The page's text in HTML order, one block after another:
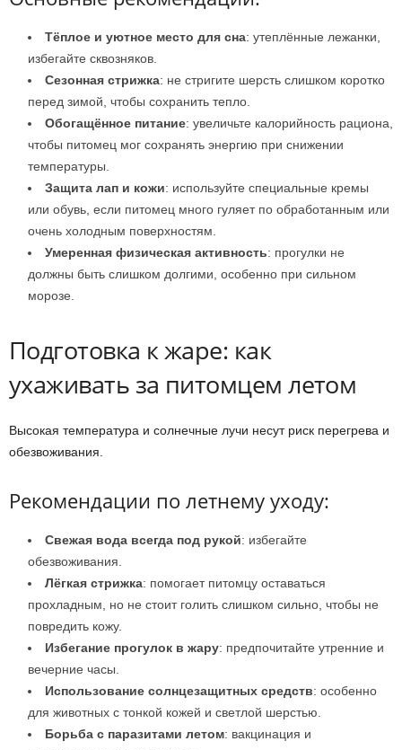
Тёплое и уютное место для сна: утеплённые лежанки,
избегайте сквозняков.
Сезонная стрижка: не стригите шерсть слишком коротко
перед зимой, чтобы сохранить тепло.
Обогащённое питание: увеличьте калорийность рациона,
чтобы питомец мог сохранять энергию при снижении
температуры.
Защита лап и кожи: используйте специальные кремы
или обувь, если питомец много гуляет по обработанным или
очень холодным поверхностям.
Умеренная физическая активность: прогулки не
должны быть слишком долгими, особенно при сильном
морозе.
Подготовка к жаре: как
ухаживать за питомцем летом
Высокая температура и солнечные лучи несут риск перегрева и
обезвоживания.
Рекомендации по летнему уходу:
Свежая вода всегда под рукой: избегайте
обезвоживания.
Лёгкая стрижка: помогает питомцу оставаться
прохладным, но не стоит голить слишком сильно, чтобы не
повредить кожу.
Избегание прогулок в жару: предпочитайте утренние и
вечерние часы.
Использование солнцезащитных средств: особенно
для животных с тонкой кожей и светлой шерстью.
Борьба с паразитами летом: вакцинация и